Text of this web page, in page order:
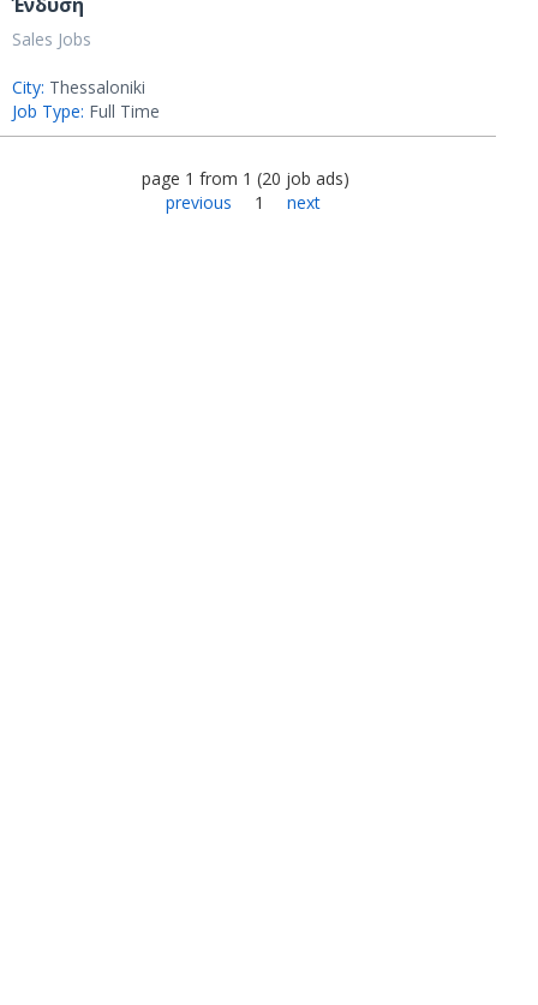
Sales Jobs
City: Thessaloniki
Job Type: Full Time
page 1 from 1 (20 job ads)
previous
1 next